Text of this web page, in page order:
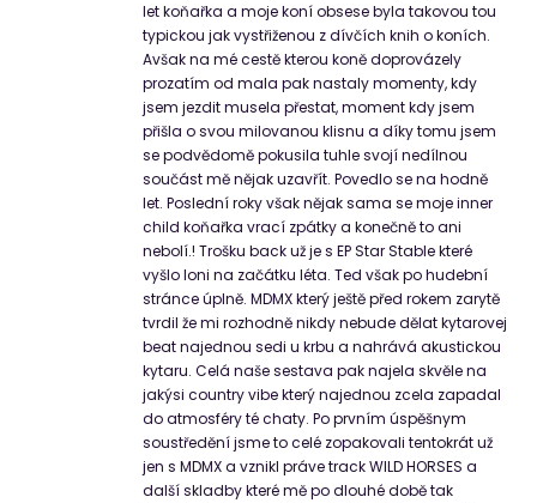
let koňařka a moje koní obsese byla takovou tou
typickou jak vystřiženou z dívčích knih o koních.
Avšak na mé cestě kterou koně doprovázely
prozatím od mala pak nastaly momenty, kdy
jsem jezdit musela přestat, moment kdy jsem
přišla o svou milovanou klisnu a díky tomu jsem
se podvědomě pokusila tuhle svojí nedílnou
součást mě nějak uzavřít. Povedlo se na hodně
let. Poslední roky však nějak sama se moje inner
child koňařka vrací zpátky a konečně to ani
nebolí.! Trošku back už je s EP Star Stable které
vyšlo loni na začátku léta. Ted však po hudební
stránce úplně. MDMX který ještě před rokem zarytě
tvrdil že mi rozhodně nikdy nebude dělat kytarovej
beat najednou sedi u krbu a nahrává akustickou
kytaru. Celá naše sestava pak najela skvěle na
jakýsi country vibe který najednou zcela zapadal
do atmosféry té chaty. Po prvním úspěšnym
soustředění jsme to celé zopakovali tentokrát už
jen s MDMX a vznikl práve track WILD HORSES a
další skladby které mě po dlouhé době tak